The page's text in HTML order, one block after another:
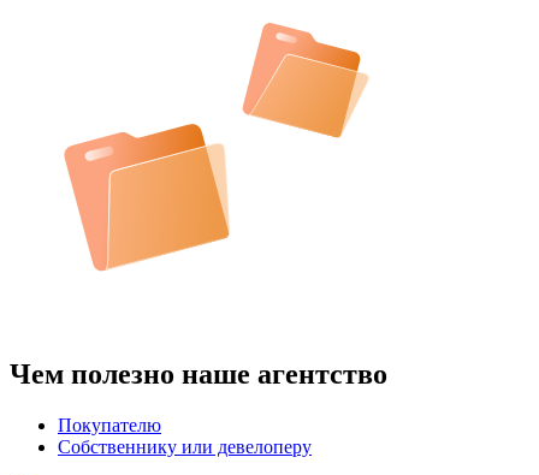
Чем полезно наше агентство
Покупателю
Собственнику или девелоперу